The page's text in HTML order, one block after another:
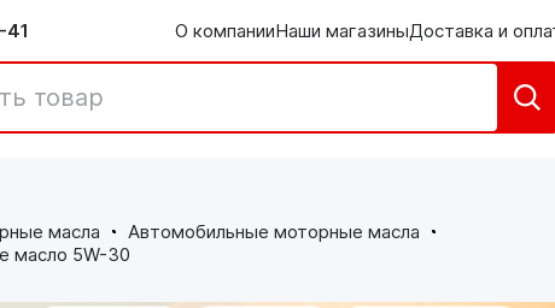
41 О компанииНаши магазиныДоставка и
масла
Автомобильные моторные масла
масло 5W-30